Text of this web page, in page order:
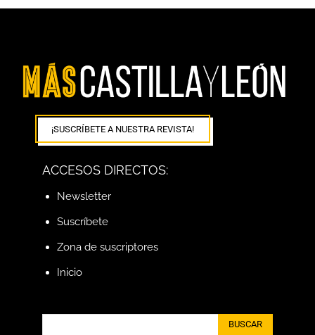
¡SUSCRÍBETE A NUESTRA REVISTA!
ACCESOS DIRECTOS:
Newsletter
Suscríbete
Zona de suscriptores
Inicio
BUSCAR